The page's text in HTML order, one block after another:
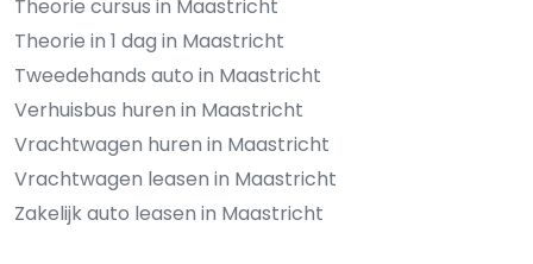
Theorie cursus in Maastricht
Theorie in 1 dag in Maastricht
Tweedehands auto in Maastricht
Verhuisbus huren in Maastricht
Vrachtwagen huren in Maastricht
Vrachtwagen leasen in Maastricht
Zakelijk auto leasen in Maastricht